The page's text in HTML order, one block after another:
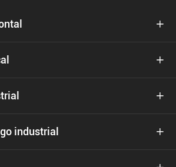



industrial 